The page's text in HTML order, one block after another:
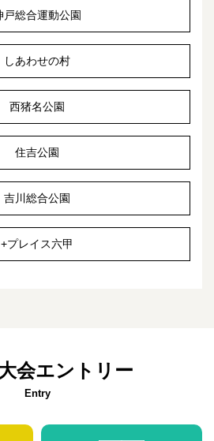
戸総合運動公園
しあわせの村
西猪名公園
住吉公園
吉川総合公園
+プレイス六甲
会エントリー
Entry